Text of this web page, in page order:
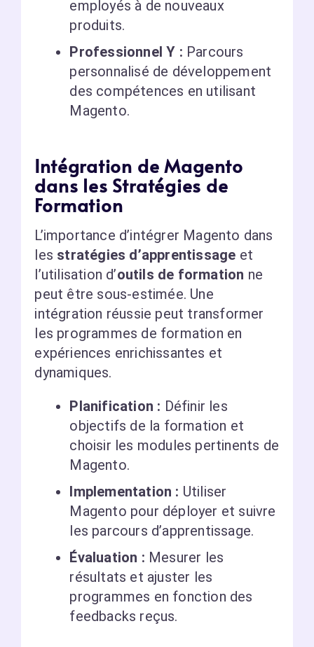
employés à de nouveaux
produits.
Professionnel Y : Parcours
personnalisé de développement
des compétences en utilisant
Magento.
Intégration de Magento
dans les Stratégies de
Formation
L’importance d’intégrer Magento dans
les stratégies d’apprentissage et
l’utilisation d’outils de formation ne
peut être sous-estimée. Une
intégration réussie peut transformer
les programmes de formation en
expériences enrichissantes et
dynamiques.
Planification : Définir les
objectifs de la formation et
choisir les modules pertinents de
Magento.
Implementation : Utiliser
Magento pour déployer et suivre
les parcours d’apprentissage.
Évaluation : Mesurer les
résultats et ajuster les
programmes en fonction des
feedbacks reçus.